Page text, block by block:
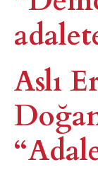
Aslı